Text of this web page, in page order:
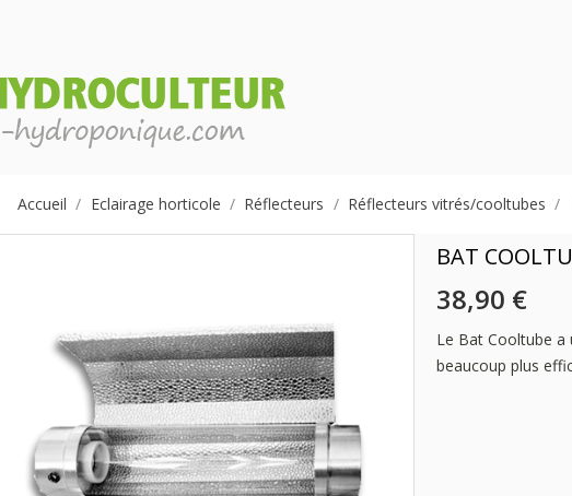
Accueil Eclairage horticole Réflecteurs Réflecteurs vitrés/cooltubes
BAT
38,90 €
Le Bat Cooltube a
beaucoup plus